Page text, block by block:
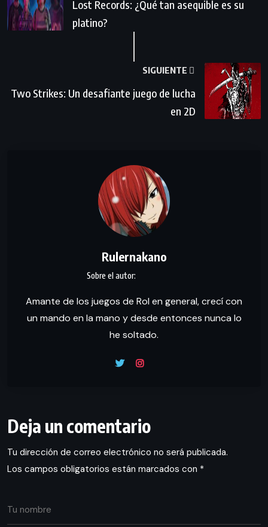
Lost Records: ¿Qué tan asequible es su
platino?
SIGUIENTE
Two Strikes: Un desafiante juego de lucha
en 2D
Rulernakano
Amante de los juegos de Rol en general, crecí con
un mando en la mano y desde entonces nunca lo
he soltado.
Deja un comentario
Tu dirección de correo electrónico no será publicada.
Los campos obligatorios están marcados con *